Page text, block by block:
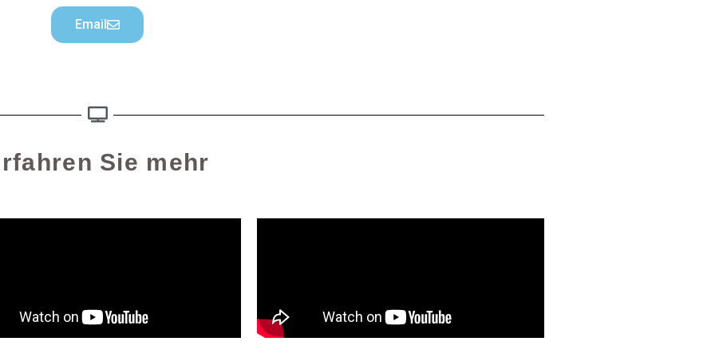
Email
Sie mehr